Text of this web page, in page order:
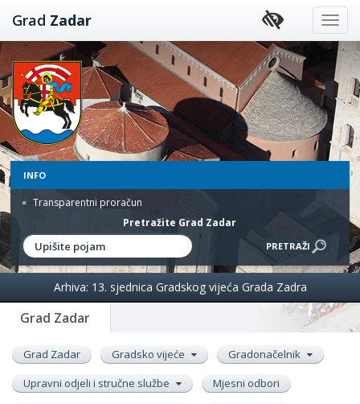
Preskoči
na
sadržaj
Grad Zadar
INFO
Transparentni proračun
Pretražite Grad Zadar
Grad Zadar
Arhiva: 13. sjednica Gradskog vijeća Grada Zadra
Grad Zadar Gradsko vijeće
Gradonačelnik
Upravni odjeli i stručne službe
Mjesni odbori